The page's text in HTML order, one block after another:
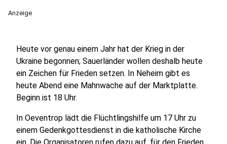
Anzeige
Heute vor genau einem Jahr hat der Krieg in der
Ukraine begonnen; Sauerländer wollen deshalb heute
ein Zeichen für Frieden setzen. In Neheim gibt es
heute Abend eine Mahnwache auf der Marktplatte.
Beginn ist 18 Uhr.
In Oeventrop lädt die Flüchtlingshilfe um 17 Uhr zu
einem Gedenkgottesdienst in die katholische Kirche